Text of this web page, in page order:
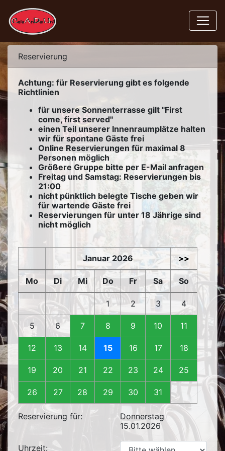
Reservierung
Achtung: für Reservierung gibt es folgende
Richtlinien
für unsere Sonnenterrasse gilt "First
come, first served"
einen Teil unserer Innenraumplätze halten
wir für spontane Gäste frei
Online Reservierungen für maximal 8
Personen möglich
Größere Gruppe bitte per E-Mail anfragen
Freitag und Samstag: Reservierungen bis
21:00
nicht pünktlich belegte Tische geben wir
für wartende Gäste frei
Reservierungen für unter 18 Jährige sind
nicht möglich
Januar 2026 >>
Mo Di Mi Do Fr Sa So
1 2 3 4
5 6 7 8 9 10 11
12 13 14 15 16 17 18
19 20 21 22 23 24 25
26 27 28 29 30 31
Reservierung für:
Donnerstag
15.01.2026
Uhrzeit: